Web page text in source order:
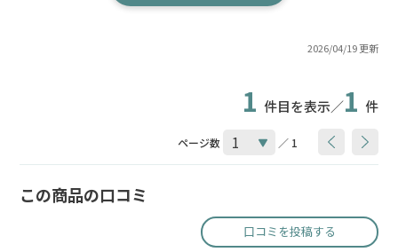
2026/04/19 更新
1 件目を表示／1 件
ページ数 ／ 1
この商品の口コミ
口コミを投稿する